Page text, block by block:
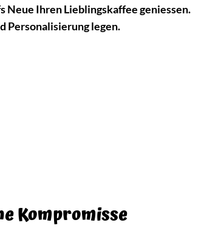
Neue Ihren Lieblingskaffee geniessen.
Personalisierung legen.
Kompromisse